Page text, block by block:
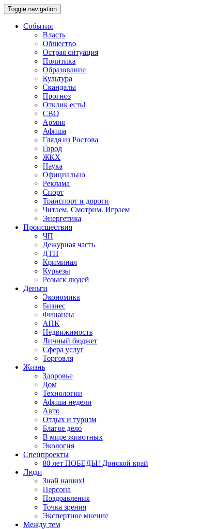
Toggle navigation
События
Власть
Общество
Острая ситуация
Политика
Образование
Культура
Скандалы
Прогноз
Отклик есть!
СВО
Армия
Афиша
Глядя из Ростова
Город
ЖКХ
Наука
Официально
Реклама
Спорт
Транспорт и дороги
Читаем. Смотрим. Играем
Энергетика
Происшествия
ЧП
Дежурная часть
ДТП
Криминал
Курьезы
Розыск людей
Деньги
Экономика
Бизнес
Финансы
АПК
Недвижимость
Личный бюджет
Сфера услуг
Торговля
Жизнь
Здоровье
Дом
Технологии
Афиша недели
Авто
Отдых и туризм
Благое дело
В мире животных
Экология
Спецпроекты
80 лет ПОБЕДЫ! Донской край
Люди
Знай наших!
Персона
Поздравления
Точка зрения
Экспертное мнение
Между тем